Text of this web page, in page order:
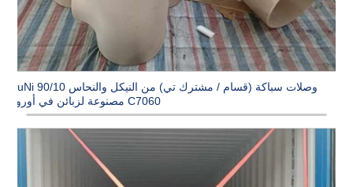
وصلات سباكة (قسام / مشترك تي) من النيكل والنحاس CuNi 90/10
C7060 مصنوعة لزبائن في أوروبا